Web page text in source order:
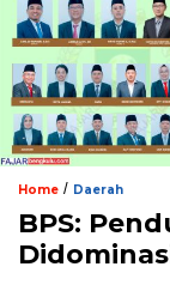
Home / Daerah
BPS: